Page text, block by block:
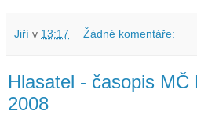
Jiří v 13:17 Žádné komentáře:
Hlasatel - časopis MČ
2008